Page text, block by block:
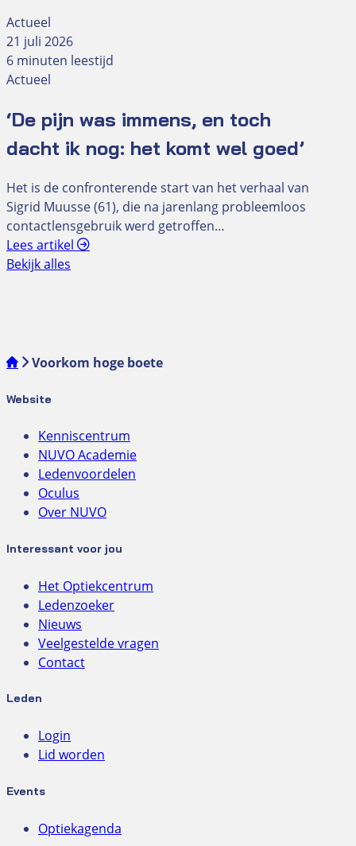
Actueel
21 juli 2026
6 minuten leestijd
Actueel
‘De pijn was immens, en toch
dacht ik nog: het komt wel goed’
Het is de confronterende start van het verhaal van
Sigrid Muusse (61), die na jarenlang probleemloos
contactlensgebruik werd getroffen…
Lees artikel
Bekijk alles
Voorkom hoge boete
Website
Kenniscentrum
NUVO Academie
Ledenvoordelen
Oculus
Over NUVO
Interessant voor jou
Het Optiekcentrum
Ledenzoeker
Nieuws
Veelgestelde vragen
Contact
Leden
Login
Lid worden
Events
Optiekagenda